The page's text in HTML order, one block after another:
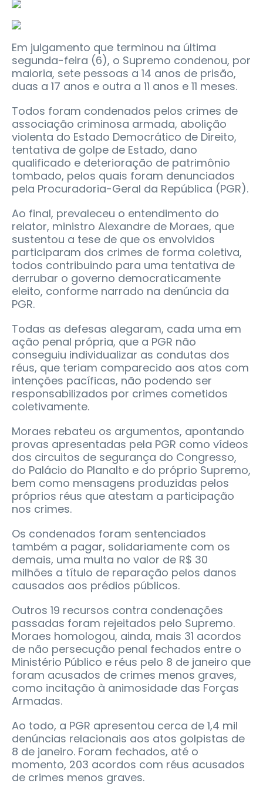
Em julgamento que terminou na última
segunda-feira (6), o Supremo condenou, por
maioria, sete pessoas a 14 anos de prisão,
duas a 17 anos e outra a 11 anos e 11 meses.
Todos foram condenados pelos crimes de
associação criminosa armada, abolição
violenta do Estado Democrático de Direito,
tentativa de golpe de Estado, dano
qualificado e deterioração de patrimônio
tombado, pelos quais foram denunciados
pela Procuradoria-Geral da República (PGR).
Ao final, prevaleceu o entendimento do
relator, ministro Alexandre de Moraes, que
sustentou a tese de que os envolvidos
participaram dos crimes de forma coletiva,
todos contribuindo para uma tentativa de
derrubar o governo democraticamente
eleito, conforme narrado na denúncia da
PGR.
Todas as defesas alegaram, cada uma em
ação penal própria, que a PGR não
conseguiu individualizar as condutas dos
réus, que teriam comparecido aos atos com
intenções pacíficas, não podendo ser
responsabilizados por crimes cometidos
coletivamente.
Moraes rebateu os argumentos, apontando
provas apresentadas pela PGR como vídeos
dos circuitos de segurança do Congresso,
do Palácio do Planalto e do próprio Supremo,
bem como mensagens produzidas pelos
próprios réus que atestam a participação
nos crimes.
Os condenados foram sentenciados
também a pagar, solidariamente com os
demais, uma multa no valor de R$ 30
milhões a título de reparação pelos danos
causados aos prédios públicos.
Outros 19 recursos contra condenações
passadas foram rejeitados pelo Supremo.
Moraes homologou, ainda, mais 31 acordos
de não persecução penal fechados entre o
Ministério Público e réus pelo 8 de janeiro que
foram acusados de crimes menos graves,
como incitação à animosidade das Forças
Armadas.
Ao todo, a PGR apresentou cerca de 1,4 mil
denúncias relacionais aos atos golpistas de
8 de janeiro. Foram fechados, até o
momento, 203 acordos com réus acusados
de crimes menos graves.